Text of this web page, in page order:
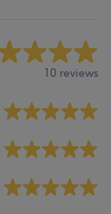
10 reviews